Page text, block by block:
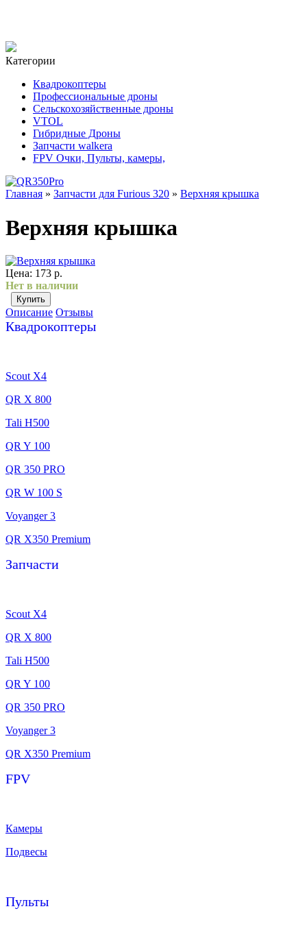
Категории
Квадрокоптеры
Профессиональные дроны
Сельскохозяйственные дроны
VTOL
Гибридные Дроны
Запчасти walkera
FPV Очки, Пульты, камеры,
Главная » Запчасти для Furious 320 » Верхняя крышка
Верхняя крышка
Цена: 173 р.
Нет в наличии
Описание Отзывы
Квадрокоптеры
Scout X4
QR X 800
Tali H500
QR Y 100
QR 350 PRO
QR W 100 S
Voyanger 3
QR X350 Premium
Запчасти
Scout X4
QR X 800
Tali H500
QR Y 100
QR 350 PRO
Voyanger 3
QR X350 Premium
FPV
Камеры
Подвесы
Пульты